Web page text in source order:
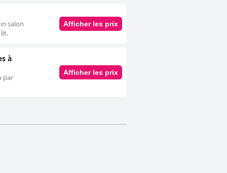
salon
Afficher les prix
à
par
Afficher les prix